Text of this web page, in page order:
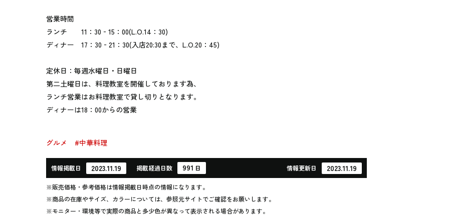
営業時間
ランチ 11：30‐15：00(L.O.14：30)
ディナー 17：30‐21：30(入店20:30まで、L.O.20：45)
定休日：毎週水曜日・日曜日
第二土曜日は、料理教室を開催しております為、
ランチ営業はお料理教室で貸し切りとなります。
ディナーは18：00からの営業
グルメ #中華料理
情報掲載日 2023.11.19 掲載経過日数 991 日 情報更新日 2023.11.19
※販売価格・参考価格は情報掲載日時点の情報になります。
※商品の在庫やサイズ、カラーについては、参照元サイトでご確認をお願いします。
※モニター・環境等で実際の商品と多少色が異なって表示される場合があります。